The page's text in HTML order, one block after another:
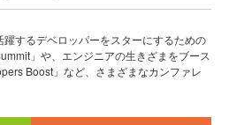
するデベロッパーをスターにするための
」や、エンジニアの生きざまをブース
Boost」など、さまざまなカンファレ